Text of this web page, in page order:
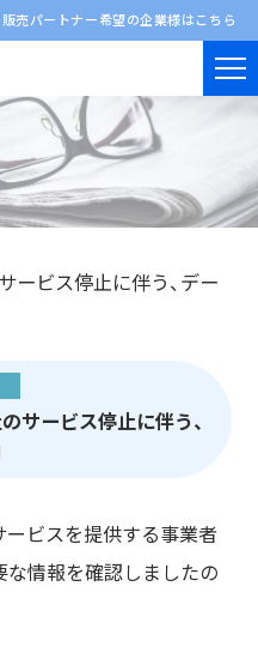
販売パートナー希望の企業様はこちら
ービス停止に伴う、デー
サービス停止に伴う、
ービスを提供する事業者
な情報を確認しましたの